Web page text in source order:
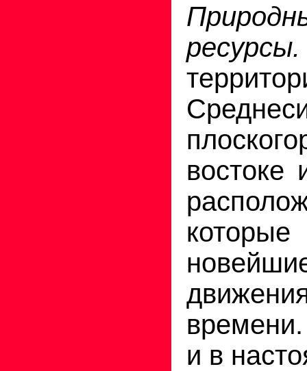
ресурсы.
востоке
и в